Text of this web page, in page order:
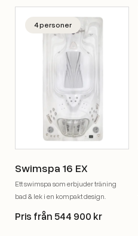
4 personer
Swimspa 16 EX
Ett swimspa som erbjuder träning
bad & lek i en kompakt design.
Pris från 544 900 kr